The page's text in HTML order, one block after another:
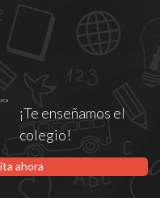
¡Te enseñamos el
colegio!
ahora